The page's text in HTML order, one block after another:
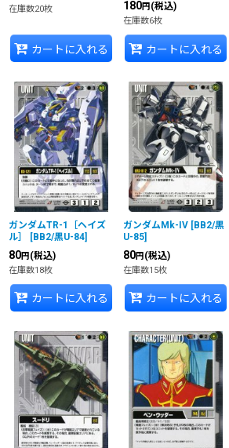
在庫数20枚
カートに入れる
180円 (税込)
在庫数6枚
カートに入れる
ガンダムTR-1［ヘイズ
ル］
[BB2/黒U-84]
80円 (税込)
在庫数18枚
カートに入れる
ガンダムMk-IV [BB2/黒
U-85]
80円 (税込)
在庫数15枚
カートに入れる